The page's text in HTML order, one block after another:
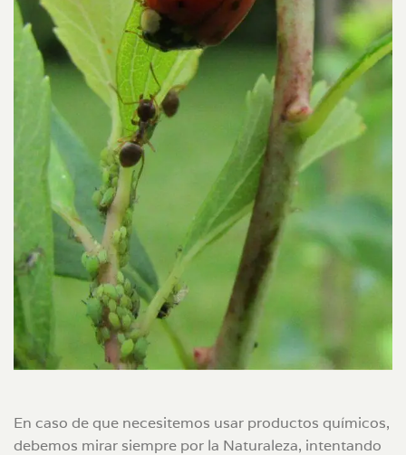
En caso de que necesitemos usar productos químicos,
debemos mirar siempre por la Naturaleza, intentando